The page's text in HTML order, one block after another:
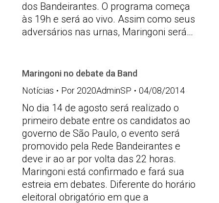
dos Bandeirantes. O programa começa
às 19h e será ao vivo. Assim como seus
adversários nas urnas, Maringoni será…
Maringoni no debate da Band
Notícias
Por 2020AdminSP 04/08/2014
No dia 14 de agosto será realizado o
primeiro debate entre os candidatos ao
governo de São Paulo, o evento será
promovido pela Rede Bandeirantes e
deve ir ao ar por volta das 22 horas.
Maringoni está confirmado e fará sua
estreia em debates. Diferente do horário
eleitoral obrigatório em que a